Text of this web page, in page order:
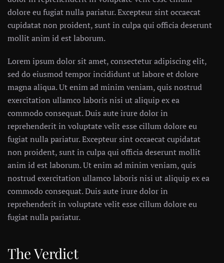
dolore eu fugiat nulla pariatur. Excepteur sint occaecat
cupidatat non proident, sunt in culpa qui officia deserunt
mollit anim id est laborum.
Lorem ipsum dolor sit amet, consectetur adipiscing elit,
sed do eiusmod tempor incididunt ut labore et dolore
magna aliqua. Ut enim ad minim veniam, quis nostrud
exercitation ullamco laboris nisi ut aliquip ex ea
commodo consequat. Duis aute irure dolor in
reprehenderit in voluptate velit esse cillum dolore eu
fugiat nulla pariatur. Excepteur sint occaecat cupidatat
non proident, sunt in culpa qui officia deserunt mollit
anim id est laborum. Ut enim ad minim veniam, quis
nostrud exercitation ullamco laboris nisi ut aliquip ex ea
commodo consequat. Duis aute irure dolor in
reprehenderit in voluptate velit esse cillum dolore eu
fugiat nulla pariatur.
The Verdict